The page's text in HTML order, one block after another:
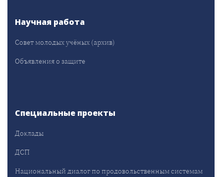
Научная работа
Совет молодых учёных (архив)
Объявления о защите
Специальные проекты
Доклады
ДСП
Национальный диалог по продовольственным системам